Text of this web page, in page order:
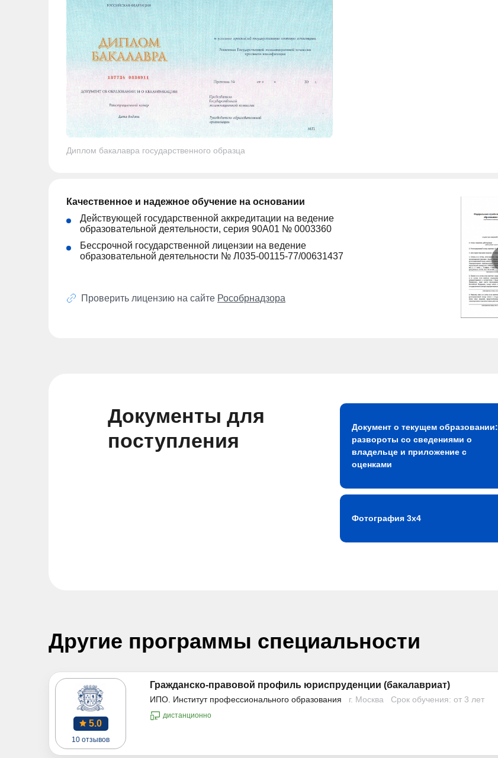
Диплом бакалавра государственного образца
Качественное и надежное обучение на основании
Действующей государственной аккредитации на ведение
образовательной деятельности, серия 90А01 № 0003360
Бессрочной государственной лицензии на ведение
образовательной деятельности № Л035-00115-77/00631437
Проверить лицензию на сайте Рособрнадзора
Документы для
поступления
Документ о текущем образовании:
развороты со сведениями о
владельце и приложение с
оценками
Фотография 3х4
Другие программы специальности
5.0
10 отзывов
Гражданско-правовой профиль юриспруденции (бакалавриат)
ИПО. Институт профессионального образования г. Москва Срок обучения: от 3 лет
дистанционно